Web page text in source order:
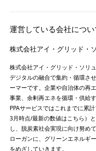
運営している会社につい
株式会社アイ・グリッド・
株式会社アイ・グリッド・ソリ
デジタルの融合で集約・循環さ
ーマーです。企業や自治体の再
事業、余剰再エネを循環・供給
PPAサービスではこれまでに累
3月時点/最新の数値はこちら ）
し、脱炭素社会実現に向け努め
ローガンに、グリーンエネルギ
をめざしていきます。